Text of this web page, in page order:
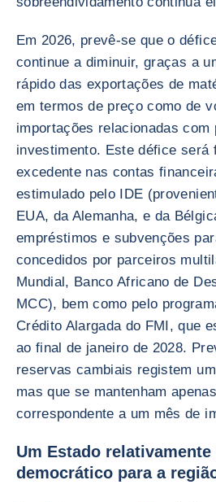
Em 2026, prevê-se que o
continue a diminuir, graças a
rápido das exportações de
em termos de preço como de
importações relacionadas com
investimento. Este défice será
excedente nas contas
estimulado pelo IDE
EUA, da Alemanha, e da
empréstimos e subvenções
concedidos por parceiros
Mundial, Banco Africano de
MCC), bem como pelo
Crédito Alargada do FMI, que
ao final de janeiro de 2028.
reservas cambiais registem
mas que se mantenham
correspondente a um mês de
Um Estado relativamente
democrático para a